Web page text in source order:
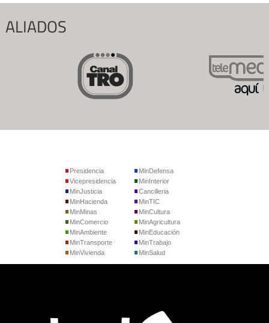
ALIADOS
Presidencia
Vicepresidencia
MinJusticia
MinDefensa
MinInterior
Cancilleria
MinHacienda
MinMinas
MinComercio
MinTIC
MinCultura
MinAgricultura
MinAmbiente
MinTransporte
MinVivienda
MinEducación
MinTrabajo
MinSalud